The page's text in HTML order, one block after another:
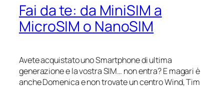
Fai da te: da MiniSIM a
MicroSIM o NanoSIM
Avete acquistato uno Smartphone di ultima
generazione e la vostra SIM… non entra? E magari è
anche Domenica e non trovate un centro Wind, Tim